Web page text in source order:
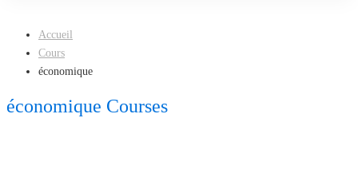
Accueil
Cours
économique
économique Courses